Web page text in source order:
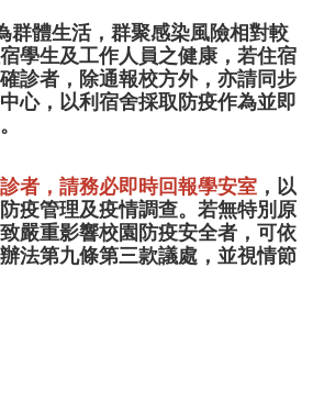
群體生活，群聚感染風險相對較
學生及工作人員之健康，若住宿
診者，除通報校方外，亦請同步
心，以利宿舍採取防疫作為並即
者，請務必即時回報學安室 ，以
疫管理及疫情調查。若無特別原
嚴重影響校園防疫安全者，可依
法第九條第三款議處，並視情節